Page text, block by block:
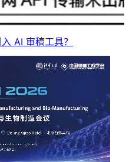
AI 审稿工具？